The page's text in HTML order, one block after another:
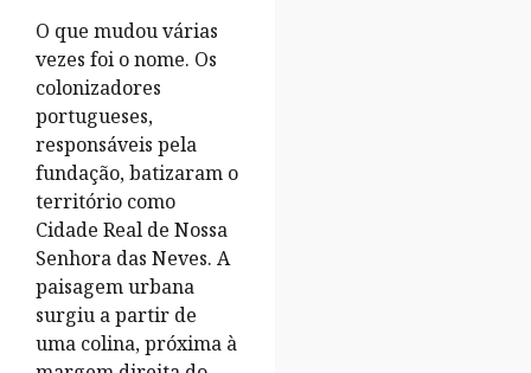
O que mudou várias
vezes foi o nome. Os
colonizadores
portugueses,
responsáveis pela
fundação, batizaram o
território como
Cidade Real de Nossa
Senhora das Neves. A
paisagem urbana
surgiu a partir de
uma colina, próxima à